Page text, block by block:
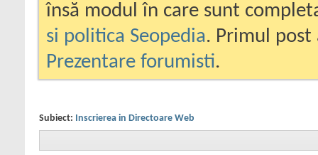
însă modul în care sunt
si politica Seopedia. Primul
Prezentare forumisti.
Subiect: Inscrierea in Directoare Web